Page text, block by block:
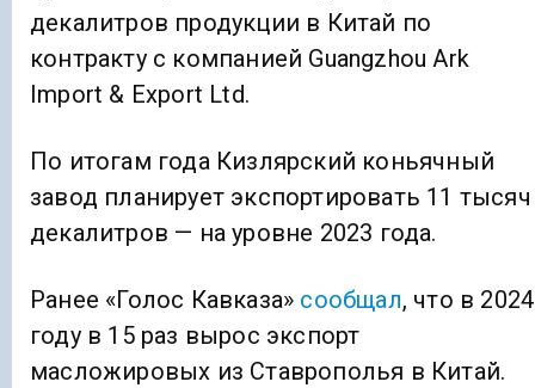
декалитров продукции в Китай по
контракту с компанией Guangzhou Ark
Import & Export Ltd.
По итогам года Кизлярский коньячный
завод планирует экспортировать 11 тысяч
декалитров — на уровне 2023 года.
Ранее «Голос Кавказа» сообщал, что в 2024
году в 15 раз вырос экспорт
масложировых из Ставрополья в Китай.